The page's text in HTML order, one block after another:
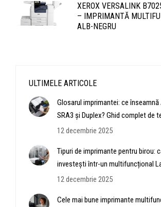
XEROX VERSALINK
– IMPRIMANTĂ
ALB-NEGRU
ULTIMELE ARTICOLE
Glosarul imprimantei: ce înseamnă
SRA3 și Duplex? Ghid complet de
12 decembrie 2025
Tipuri de imprimante pentru birou:
investești într-un multifuncțional
12 decembrie 2025
Cele mai bune imprimante